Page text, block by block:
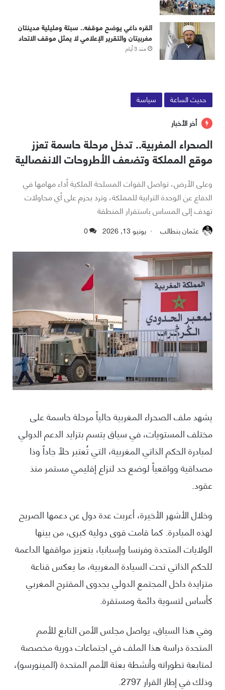
القره داغي يوضح موقفه.. سبتة ومليلية مدينتان
مغربيتان والتقرير الإعلامي لا يمثل موقف الاتحاد
منذ 3 أيام